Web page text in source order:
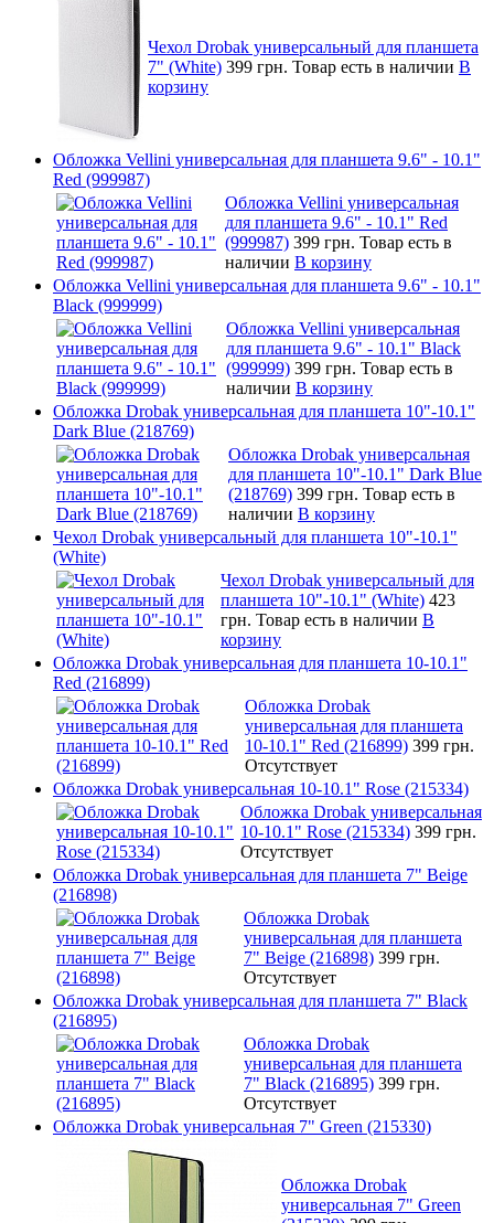
Чехол Drobak универсальный для планшета
7" (White) 399 грн. Товар есть в наличии В
корзину
Обложка Vellini универсальная для планшета 9.6" - 10.1"
Red (999987)
Обложка Vellini универсальная
для планшета 9.6" - 10.1" Red
(999987) 399 грн. Товар есть в
наличии В корзину
Обложка Vellini универсальная для планшета 9.6" - 10.1"
Black (999999)
Обложка Vellini универсальная
для планшета 9.6" - 10.1" Black
(999999) 399 грн. Товар есть в
наличии В корзину
Обложка Drobak универсальная для планшета 10"-10.1"
Dark Blue (218769)
Обложка Drobak универсальная
для планшета 10"-10.1" Dark Blue
(218769) 399 грн. Товар есть в
наличии В корзину
Чехол Drobak универсальный для планшета 10"-10.1"
(White)
Чехол Drobak универсальный для
планшета 10"-10.1" (White) 423
грн. Товар есть в наличии В
корзину
Обложка Drobak универсальная для планшета 10-10.1"
Red (216899)
Обложка Drobak
универсальная для планшета
10-10.1" Red (216899) 399 грн.
Отсутствует
Обложка Drobak универсальная 10-10.1" Rose (215334)
Обложка Drobak универсальная
10-10.1" Rose (215334) 399 грн.
Отсутствует
Обложка Drobak универсальная для планшета 7" Beige
(216898)
Обложка Drobak
универсальная для планшета
7" Beige (216898) 399 грн.
Отсутствует
Обложка Drobak универсальная для планшета 7" Black
(216895)
Обложка Drobak
универсальная для планшета
7" Black (216895) 399 грн.
Отсутствует
Обложка Drobak универсальная 7" Green (215330)
Обложка Drobak
универсальная 7" Green